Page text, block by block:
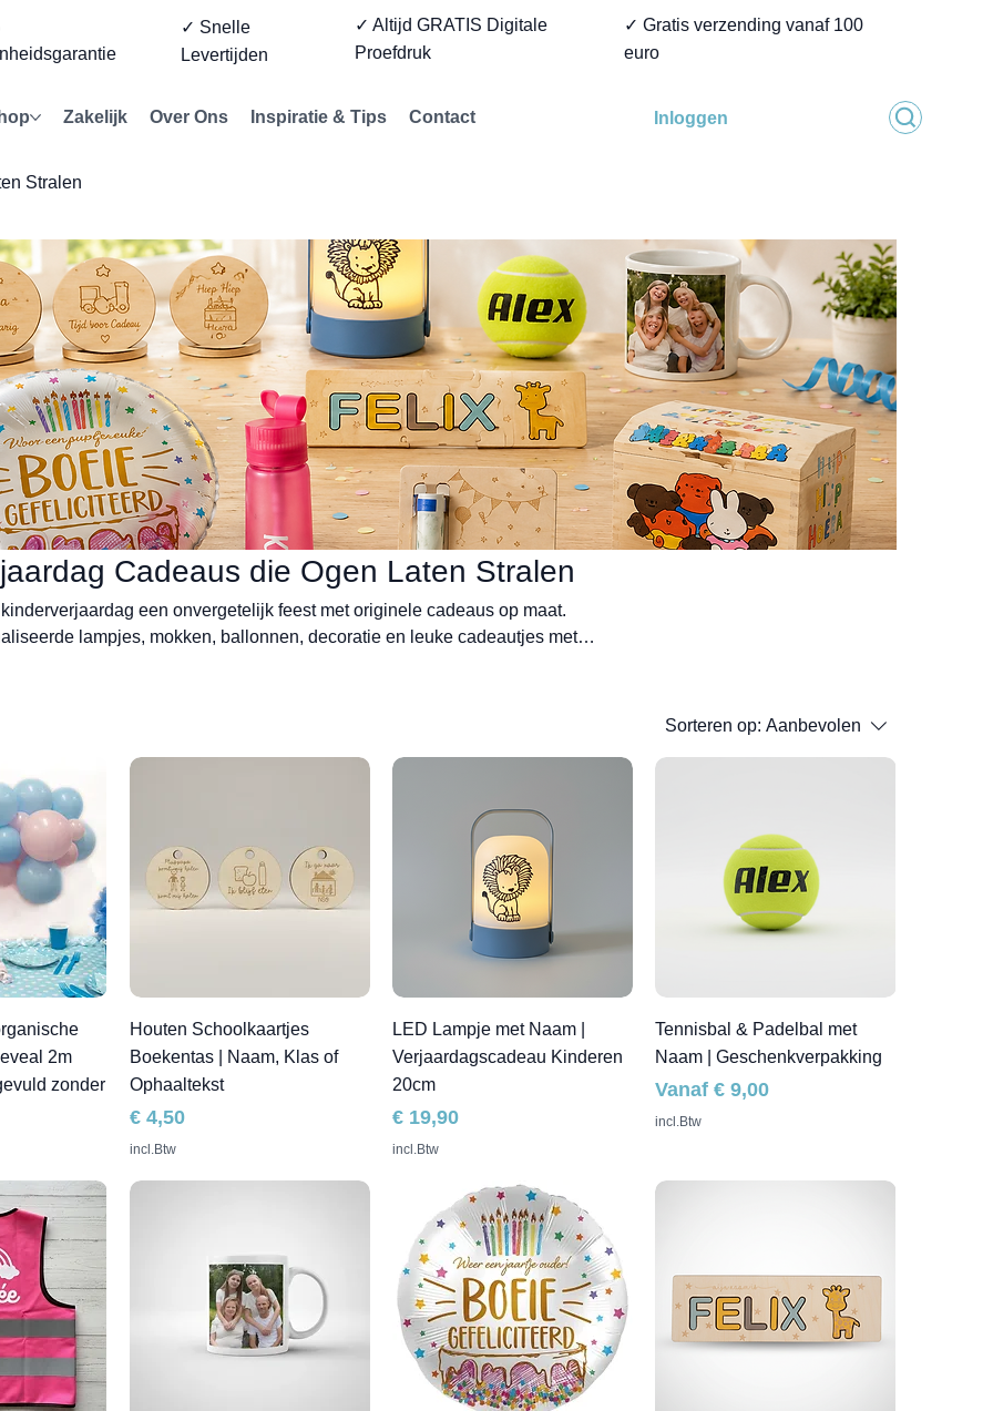
✓ Snelle
Levertijden
✓ Altijd GRATIS Digitale
Proefdruk
✓ Gratis verzending vanaf 100
euro
Zakelijk Over Ons Inspiratie & Tips Contact Inloggen
Stralen
Cadeaus die Ogen Laten Stralen
een onvergetelijk feest met originele cadeaus op maat.
lampjes, mokken, ballonnen, decoratie en leuke cadeautjes met
Sorteren op: Aanbevolen
2m
zonder
Houten Schoolkaartjes
Boekentas | Naam, Klas of
Ophaaltekst
Prijs
€ 4,50
incl.Btw
LED Lampje met Naam |
Verjaardagscadeau Kinderen
20cm
Prijs
€ 19,90
incl.Btw
Tennisbal & Padelbal met
Naam | Geschenkverpakking
Vanaf€ 9,00
Verkoopprijs
incl.Btw